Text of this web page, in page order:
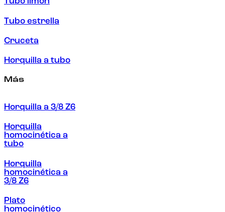
Tubo estrella
Cruceta
Horquilla a tubo
Más
Horquilla a 3/8 Z6
Horquilla
homocinética a
tubo
Horquilla
homocinética a
3/8 Z6
Plato
homocinético